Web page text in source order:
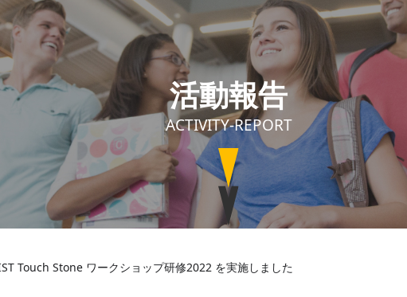
活動報告
ACTIVITY-REPORT
Image
Touch Stone ワークショップ研修2022 を実施しました